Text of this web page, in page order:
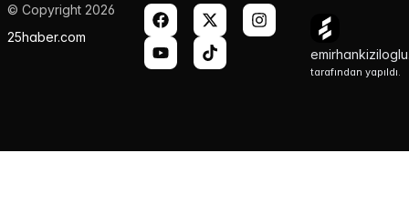
© Copyright 2026
25haber.com
tarafından yapıldı.